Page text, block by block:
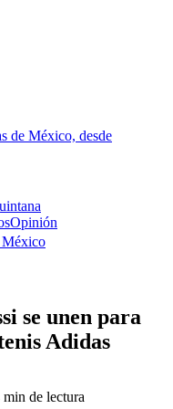
de México, desde
Opinión
México
se unen para
Adidas
min de lectura